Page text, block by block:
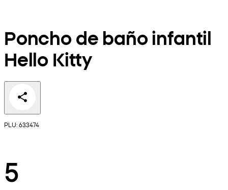
Poncho de baño infantil
Hello Kitty
PLU: 633474
5